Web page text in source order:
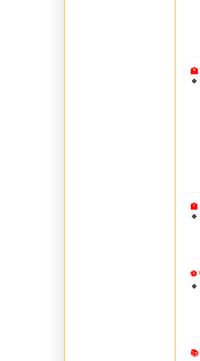
🏥
🔹
🏦
🔹
⚽
🔹
📚